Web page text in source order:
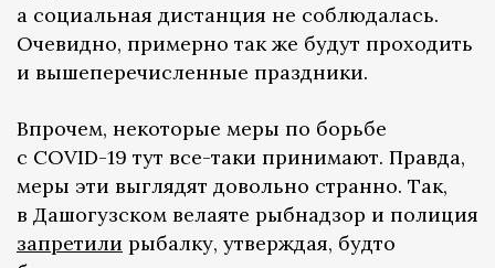
а социальная дистанция не соблюдалась.
Очевидно, примерно так же будут проходить
и вышеперечисленные праздники.
Впрочем, некоторые меры по борьбе
с COVID-19 тут все-таки принимают. Правда,
меры эти выглядят довольно странно. Так,
в Дашогузском велаяте рыбнадзор и полиция
запретили рыбалку, утверждая, будто